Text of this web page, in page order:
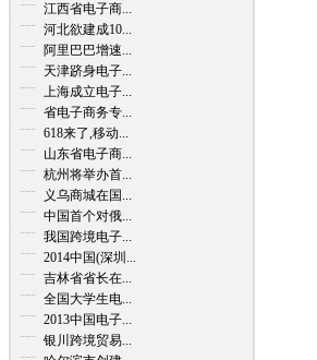
江西省电子商...
河北欲建成10...
阿里巴巴增速...
天津跻身电子...
上海成立电子...
省电子商务专...
618来了,移动...
山东省电子商...
杭州将举办首...
义乌商城在国...
中国首个对俄...
我国跨境电子...
2014中国(深圳...
吉林省省长在...
全国大学生电...
2013中国电子...
银川跨境贸易...